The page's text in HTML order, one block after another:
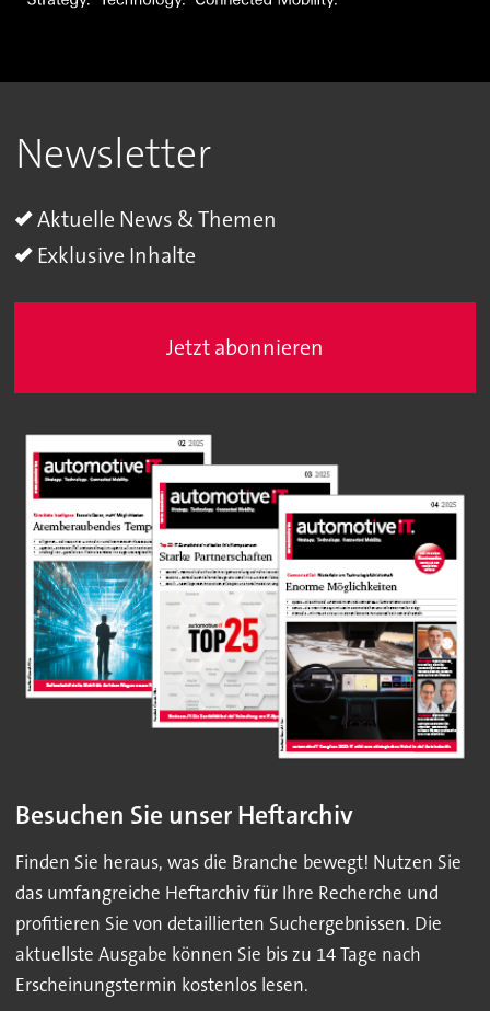
Newsletter
Aktuelle News & Themen
Exklusive Inhalte
Jetzt abonnieren
Besuchen Sie unser Heftarchiv
Finden Sie heraus, was die Branche bewegt! Nutzen Sie
das umfangreiche Heftarchiv für Ihre Recherche und
profitieren Sie von detaillierten Suchergebnissen. Die
aktuellste Ausgabe können Sie bis zu 14 Tage nach
Erscheinungstermin kostenlos lesen.